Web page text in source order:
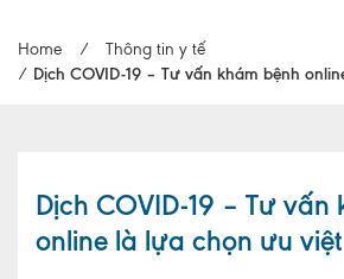
Giới thiệu chung
Đội ngũ y bác sĩ
Home /
Thông tin y tế
/ Dịch COVID-19 – Tư vấn khám bệnh
Dịch COVID-19 – Tư vấn
online là lựa chọn ưu việt